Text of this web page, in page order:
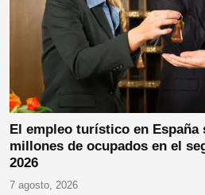
El empleo turístico en España
millones de ocupados en el
2026
7 agosto, 2026